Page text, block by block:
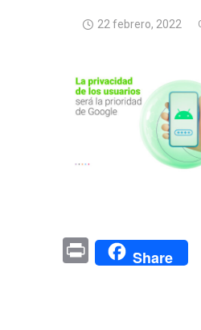
22 febrero, 2022
Pr
in
Share